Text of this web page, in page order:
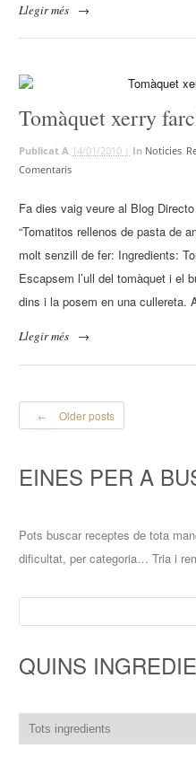
Llegir més →
Tomàquet xerry
Publicat A 14/01/2010 | In Noticies,
Comentaris
Fa dies vaig veure al Blog
“Tomatitos rellenos de pasta de
molt senzill de fer: Ingredients:
Escapsem l’ull del tomàquet i el
dins i la posem en una cullereta.
Llegir més →
← Older posts
EINES PER A
Pots buscar receptes de tota
dificultat, per categoria… Tria i
QUINS